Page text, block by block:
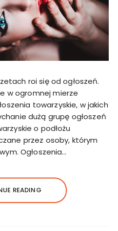
roi się od ogłoszeń.
w ogromnej mierze
towarzyskie, w jakich
dużą grupę ogłoszeń
o podłożu
przez osoby, którym
Ogłoszenia…
READING